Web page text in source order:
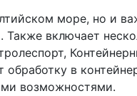
море, но и
включает
в
возможностями.